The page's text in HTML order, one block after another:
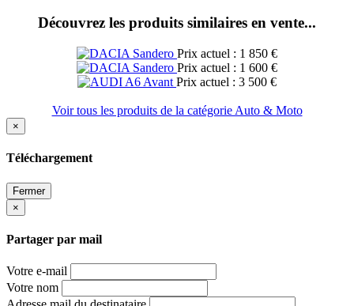
Découvrez les produits similaires en vente...
Prix actuel : 1 850 €
Prix actuel : 1 600 €
Prix actuel : 3 500 €
Voir tous les produits de la catégorie Auto & Moto
×
Téléchargement
Fermer
×
Partager par mail
Votre e-mail
Votre nom